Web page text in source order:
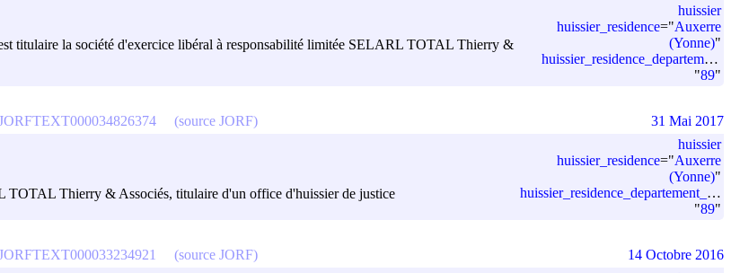
titulaire la société d'exercice libéral à responsabilité limitée SELARL TOTAL Thierry &
huissier
huissier_residence="Auxerre
(Yonne)"
huissier_residence_departement_code
"89"
TOTAL Thierry & Associés, titulaire d'un office d'huissier de justice
huissier
huissier_residence="Auxerre
(Yonne)"
huissier_residence_departement_code
"89"
(source JORF) 31 Mai 2017
(source JORF) 14 Octobre 2016